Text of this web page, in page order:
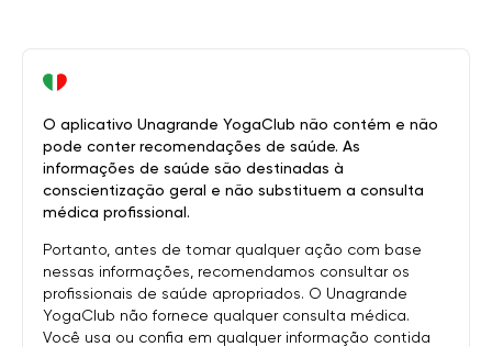
O aplicativo Unagrande YogaClub não contém e não
pode conter recomendações de saúde. As
informações de saúde são destinadas à
conscientização geral e não substituem a consulta
médica profissional.
Portanto, antes de tomar qualquer ação com base
nessas informações, recomendamos consultar os
profissionais de saúde apropriados. O Unagrande
YogaClub não fornece qualquer consulta médica.
Você usa ou confia em qualquer informação contida